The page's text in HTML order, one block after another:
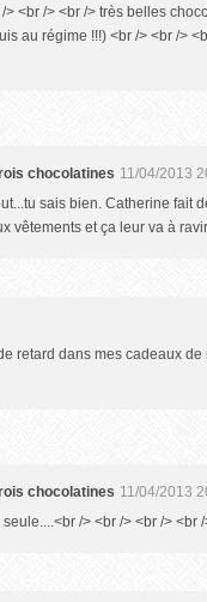
<br /> <br /> très belles
au régime !!!) <br /> <br />
chocolatines 11/04/2013
sais bien. Catherine fait
vêtements et ça leur va à
retard dans mes cadeaux
chocolatines 11/04/2013
/> <br /> <br /> <br